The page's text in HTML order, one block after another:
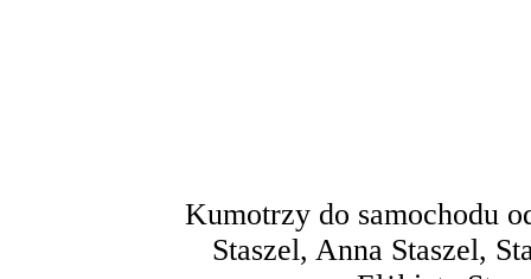
Kumotrzy do samochodu
Staszel, Anna Staszel,